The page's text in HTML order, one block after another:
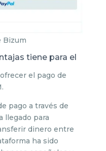
Bizum
tiene para el
el pago de
pago a través de
llegado para
dinero entre
ha sido